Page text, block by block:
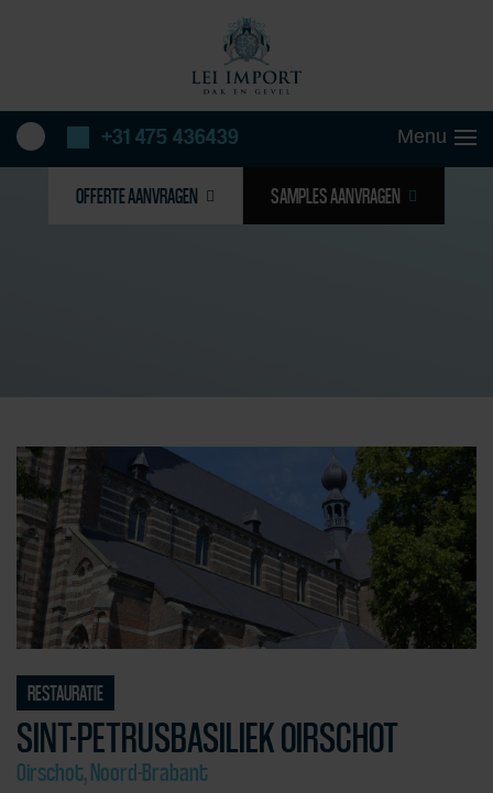
+31 475 436439
OFFERTE AANVRAGEN SAMPLES AANVRAGEN
RESTAURATIE
SINT-PETRUSBASILIEK OIRSCHOT
Oirschot, Noord-Brabant